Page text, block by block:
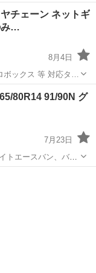
チェーン ネットギ
み…
8月4日
プロボックス 等 対応タ…
ール
80R14 91/90N グ
7月23日
トエースバン、バネ